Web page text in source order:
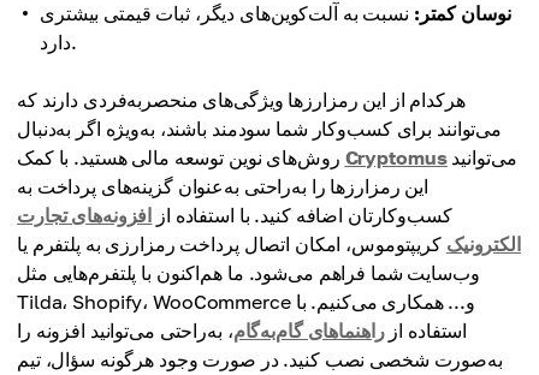
نوسان کمتر: نسبت به آلت‌کوین‌های دیگر، ثبات قیمتی بیشتری
دارد.
هرکدام از این رمزارزها ویژگی‌های منحصربه‌فردی دارند که
می‌توانند برای کسب‌وکار شما سودمند باشند، به‌ویژه اگر به‌دنبال
Cryptomusمی‌توانید
این رمزارزها را به‌راحتی به‌عنوان گزینه‌های پرداخت به
کسب‌وکارتان اضافه کنید. با استفاده از افزونه‌های تجارت
الکترونیک کریپتوموس، امکان اتصال پرداخت رمزارزی به پلتفرم یا
وب‌سایت شما فراهم می‌شود. ما هم‌اکنون با پلتفرم‌هایی مثل
Tilda، Shopify، WooCommerce و... همکاری می‌کنیم. با
استفاده ازراهنماهای گام‌به‌گام، به‌راحتی می‌توانید افزونه را
به‌صورت شخصی نصب کنید. در صورت وجود هرگونه سؤال، تیم